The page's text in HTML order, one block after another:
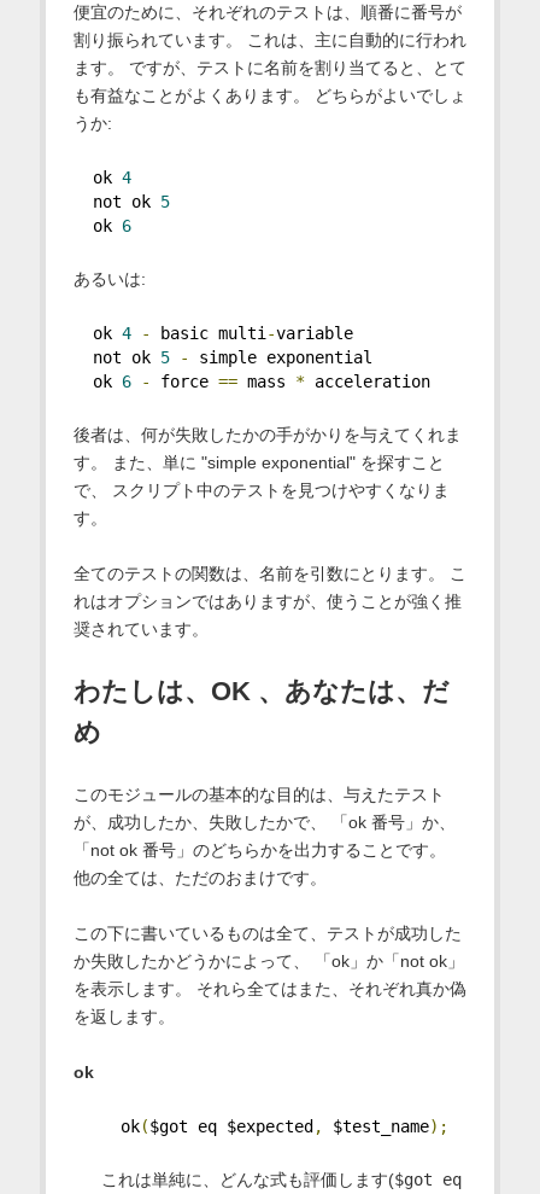
便宜のために、それぞれのテストは、順番に番号が
割り振られています。 これは、主に自動的に行われ
ます。 ですが、テストに名前を割り当てると、とて
も有益なことがよくあります。 どちらがよいでしょ
うか:
ok 4
not ok 5
ok 6
あるいは:
ok 4 - basic multi -variable
not ok 5 -
simple exponential
ok 6 - force == mass * acceleration
後者は、何が失敗したかの手がかりを与えてくれま
す。 また、単に "simple exponential" を探すこと
で、 スクリプト中のテストを見つけやすくなりま
す。
全てのテストの関数は、名前を引数にとります。 こ
れはオプションではありますが、使うことが強く推
奨されています。
わたしは、OK 、あなたは、だ
め
このモジュールの基本的な目的は、与えたテスト
が、成功したか、失敗したかで、 「ok 番号」か、
「not ok 番号」のどちらかを出力することです。
他の全ては、ただのおまけです。
この下に書いているものは全て、テストが成功した
か失敗したかどうかによって、 「ok」か「not ok」
を表示します。 それら全てはまた、それぞれ真か偽
を返します。
ok
ok($got eq $expected , $test_name);
これは単純に、どんな式も評価します($got eq